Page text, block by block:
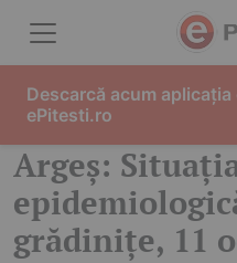
Argeș:
grădinițe, 11
Descarcă acum aplicația
ePitesti.ro